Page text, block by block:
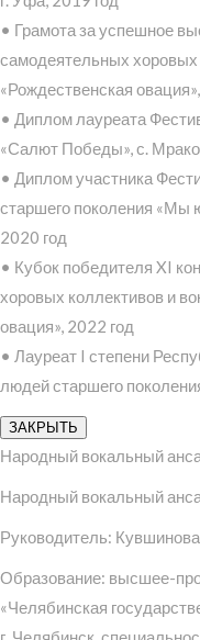
• Грамота за успешное
самодеятельных
«Рождественская
• Диплом лауреата
«Салют Победы», с.
• Диплом участника
старшего поколения «Мы
2020 год
• Кубок победителя XI
хоровых коллективов и
овация», 2022 год
• Лауреат I степени
людей старшего
ЗАКРЫТЬ
Народный вокальный
Народный вокальный
Руководитель:
Образование: высшее-
«Челябинская